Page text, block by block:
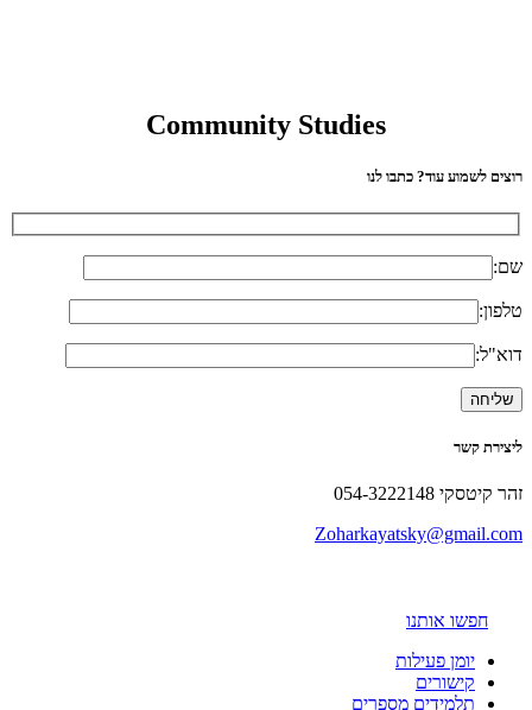
Community Studies
רוצים לשמוע עוד? כתבו לנו
שם:
טלפון:
דוא"ל:
ליצירת קשר
זהר קיטסקי 054-3222148
Zoharkayatsky@gmail.com
חפשו אותנו
יומן פעילות
קישורים
תלמידים מספרים